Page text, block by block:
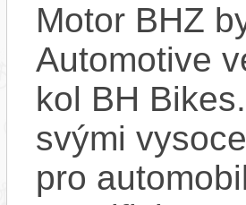
Motor BHZ
Automotive
kol BH
svými
pro